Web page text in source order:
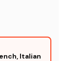
Italian